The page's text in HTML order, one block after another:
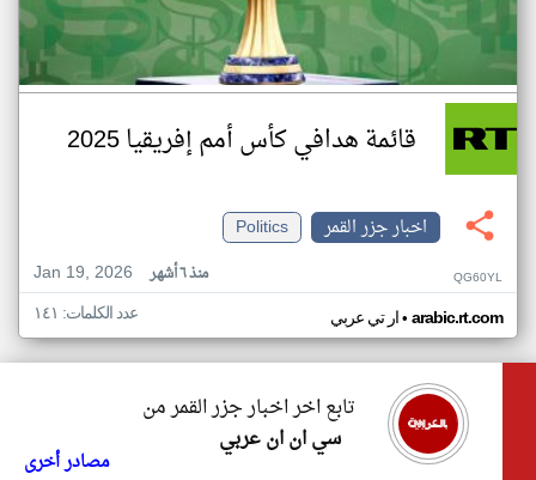
قائمة هدافي كأس أمم إفريقيا 2025
اخبار جزر القمر
Politics
Jan 19, 2026
منذ ٦ أشهر QG60YL
ار تي عربي• arabic.rt.com عدد الكلمات: ١٤١
تابع اخر اخبار جزر القمر من
سي ان ان عربي
مصادر أخرى